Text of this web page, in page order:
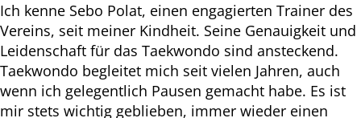
Ich kenne Sebo Polat, einen engagierten Trainer des
Vereins, seit meiner Kindheit. Seine Genauigkeit und
Leidenschaft für das Taekwondo sind ansteckend.
Taekwondo begleitet mich seit vielen Jahren, auch
wenn ich gelegentlich Pausen gemacht habe. Es ist
mir stets wichtig geblieben, immer wieder einen